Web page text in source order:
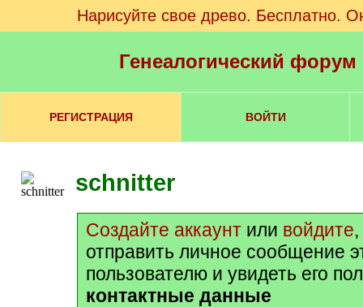
Нарисуйте свое древо. Бесплатно.
Генеалогический
РЕГИСТРАЦИЯ ВОЙТИ
schnitter
Создайте аккаунт или войдите
отправить личное сообщение
пользователю и увидеть его
контактные данные